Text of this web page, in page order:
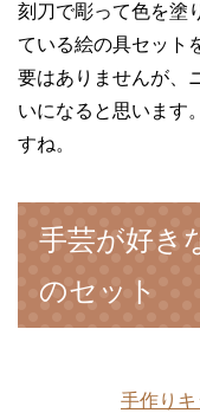
刻刀で彫って色を塗
ている絵の具セット
要はありませんが、
いになると思います
すね。
手芸が好き
のセット
手作り